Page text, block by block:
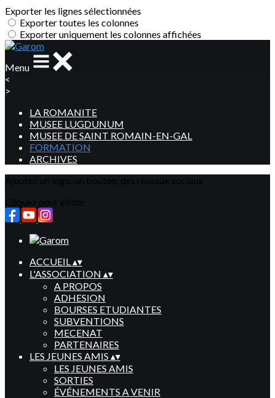
Exporter les lignes sélectionnées
Exporter toutes les colonnes
Exporter uniquement les colonnes affichées
Menu
<
>
LA ROMANITE
MUSEE LUGDUNUM
MUSEE DE SAINT ROMAIN-EN-GAL
FORMATION
ARCHIVES
ACCUEIL▴▾
L'ASSOCIATION ▴▾
A PROPOS
ADHESION
BOURSES ETUDIANTES
SUBVENTIONS
MECENAT
PARTENAIRES
LES JEUNES AMIS ▴▾
LES JEUNES AMIS
SORTIES
ÉVÉNEMENTS A VENIR